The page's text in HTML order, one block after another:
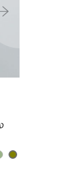
ימינה